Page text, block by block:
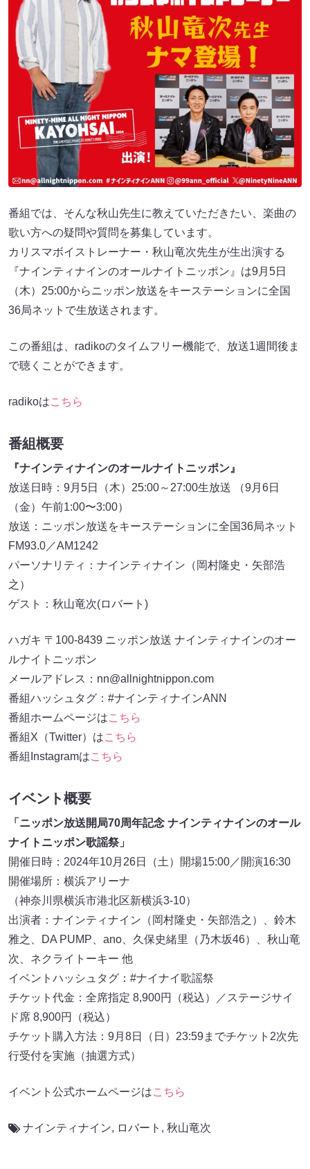
番組では、そんな秋山先生に教えていただきたい、楽曲の
歌い方への疑問や質問を募集しています。
カリスマボイストレーナー・秋山竜次先生が生出演する
『ナインティナインのオールナイトニッポン』は9月5日
（木）25:00からニッポン放送をキーステーションに全国
36局ネットで生放送されます。
この番組は、radikoのタイムフリー機能で、放送1週間後ま
で聴くことができます。
radikoはこちら
番組概要
『ナインティナインのオールナイトニッポン』
放送日時：9月5日（木）25:00～27:00生放送 （9月6日
（金）午前1:00〜3:00）
放送：ニッポン放送をキーステーションに全国36局ネット
FM93.0／AM1242
パーソナリティ：ナインティナイン（岡村隆史・矢部浩
之）
ゲスト：秋山竜次(ロバート)
ハガキ 〒100-8439 ニッポン放送 ナインティナインのオー
ルナイトニッポン
メールアドレス：nn@allnightnippon.com
番組ハッシュタグ：#ナインティナインANN
番組ホームページはこちら
番組X（Twitter）はこちら
番組Instagramはこちら
イベント概要
「ニッポン放送開局70周年記念 ナインティナインのオール
ナイトニッポン歌謡祭」
開催日時：2024年10月26日（土）開場15:00／開演16:30
開催場所：横浜アリーナ
（神奈川県横浜市港北区新横浜3-10）
出演者：ナインティナイン（岡村隆史・矢部浩之）、鈴木
雅之、DA PUMP、ano、久保史緒里（乃木坂46）、秋山竜
次、ネクライトーキー 他
イベントハッシュタグ：#ナイナイ歌謡祭
チケット代金：全席指定 8,900円（税込）／ステージサイ
ド席 8,900円（税込）
チケット購入方法：9月8日（日）23:59までチケット2次先
行受付を実施（抽選方式）
イベント公式ホームページはこちら
ナインティナイン, ロバート , 秋山竜次